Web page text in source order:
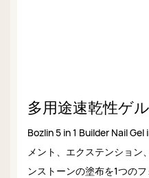
多用途速乾性ゲル
Bozlin 5 in 1 Builder Nail
メント、エクステンション
ンストーンの塗布を1つの